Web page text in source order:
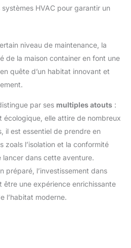
HVAC pour garantir un
niveau de maintenance, la
de la maison container en font une
quête d’un habitat innovant et
par ses multiples atouts :
écologique, elle attire de nombreux
il est essentiel de prendre en
zoals l’isolation et la conformité
lancer dans cette aventure.
préparé, l’investissement dans
être une expérience enrichissante
l’habitat moderne.